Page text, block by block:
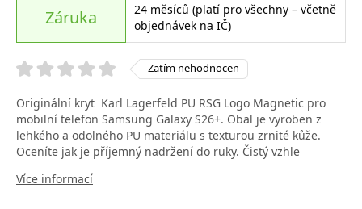
Záruka
24 měsíců (platí pro všechny – včetně
objednávek na IČ)
Zatím nehodnocen
Originální kryt Karl Lagerfeld PU RSG Logo Magnetic pro
mobilní telefon Samsung Galaxy S26+. Obal je vyroben z
lehkého a odolného PU materiálu s texturou zrnité kůže.
Oceníte jak je příjemný nadržení do ruky. Čistý vzhle
Více informací